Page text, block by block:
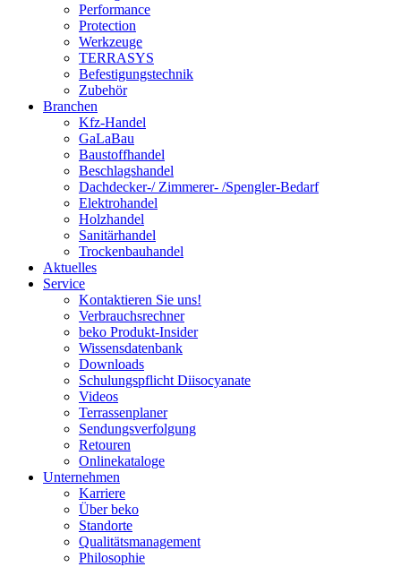
Performance
Protection
Werkzeuge
TERRASYS
Befestigungstechnik
Zubehör
Branchen
Kfz-Handel
GaLaBau
Baustoffhandel
Beschlagshandel
Dachdecker-/ Zimmerer- /Spengler-Bedarf
Elektrohandel
Holzhandel
Sanitärhandel
Trockenbauhandel
Aktuelles
Service
Kontaktieren Sie uns!
Verbrauchsrechner
beko Produkt-Insider
Wissensdatenbank
Downloads
Schulungspflicht Diisocyanate
Videos
Terrassenplaner
Sendungsverfolgung
Retouren
Onlinekataloge
Unternehmen
Karriere
Über beko
Standorte
Qualitätsmanagement
Philosophie